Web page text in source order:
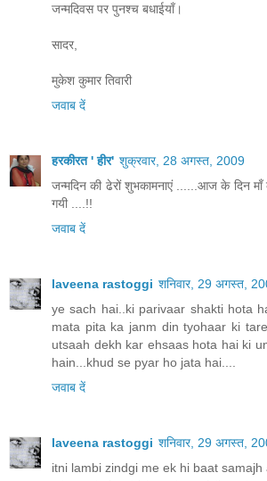
जन्मदिवस पर पुनश्च बधाईयाँ।
सादर,
मुकेश कुमार तिवारी
जवाब दें
हरकीरत ' हीर' शुक्रवार, 28 अगस्त, 2009
जन्मदिन की ढेरों शुभकामनाएं ......आज के दिन माँ
गयी ....!!
जवाब दें
laveena rastoggi शनिवार, 29 अगस्त,
ye sach hai..ki parivaar shakti hota
mata pita ka janm din tyohaar ki
utsaah dekh kar ehsaas hota hai ki
hain...khud se pyar ho jata hai....
जवाब दें
laveena rastoggi शनिवार, 29 अगस्त,
itni lambi zindgi me ek hi baat